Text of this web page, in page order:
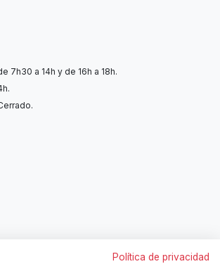
7h30 a 14h y de 16h a 18h.
Política de privacidad